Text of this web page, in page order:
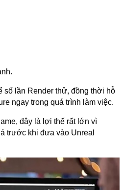
số lần Render thử, đồng thời hỗ
ngay trong quá trình làm việc.
đây là lợi thế rất lớn vì
trước khi đưa vào Unreal